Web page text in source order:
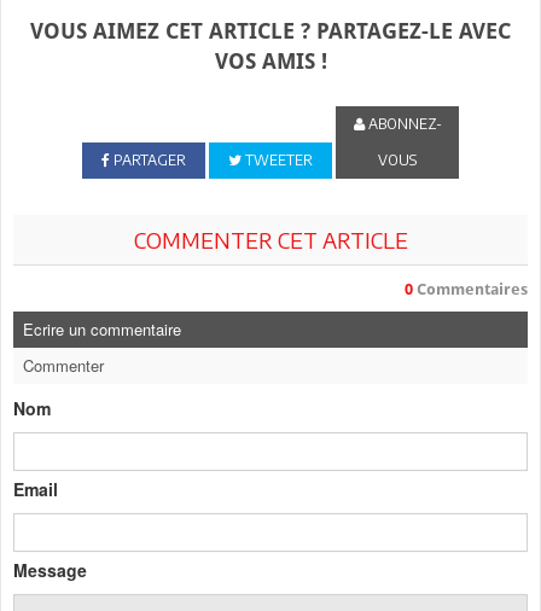
VOUS AIMEZ CET ARTICLE ? PARTAGEZ-LE AVEC
VOS AMIS !
PARTAGER TWEETER
ABONNEZ-
VOUS
COMMENTER CET ARTICLE
0 Commentaires
Ecrire un commentaire
Commenter
Nom
Email
Message